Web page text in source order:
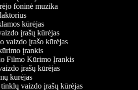
foninė muzika
kūrėjas
įrašų kūrėjas
vaizdo įrašo kūrėjas
įrankis
Filmo Kūrimo Įrankis
įrašų kūrėjas
kūrėjas
tinklų vaizdo įrašų kūrėjas